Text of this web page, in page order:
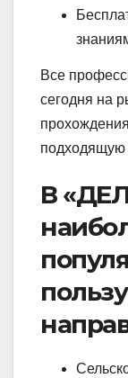
Все
сегодня на
подходящую
В